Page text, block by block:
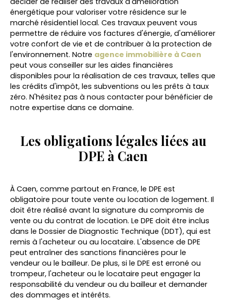
énergétique pour valoriser votre résidence sur le
marché résidentiel local. Ces travaux peuvent vous
permettre de réduire vos factures d'énergie, d'améliorer
votre confort de vie et de contribuer à la protection de
l'environnement. Notre agence immobilière à Caen
peut vous conseiller sur les aides financières
disponibles pour la réalisation de ces travaux, telles que
les crédits d'impôt, les subventions ou les prêts à taux
zéro. N'hésitez pas à nous contacter pour bénéficier de
notre expertise dans ce domaine.
Les obligations légales liées au
DPE à Caen
À Caen, comme partout en France, le DPE est
obligatoire pour toute vente ou location de logement. Il
doit être réalisé avant la signature du compromis de
vente ou du contrat de location. Le DPE doit être inclus
dans le Dossier de Diagnostic Technique (DDT), qui est
remis à l'acheteur ou au locataire. L'absence de DPE
peut entraîner des sanctions financières pour le
vendeur ou le bailleur. De plus, si le DPE est erroné ou
trompeur, l'acheteur ou le locataire peut engager la
responsabilité du vendeur ou du bailleur et demander
des dommages et intérêts.